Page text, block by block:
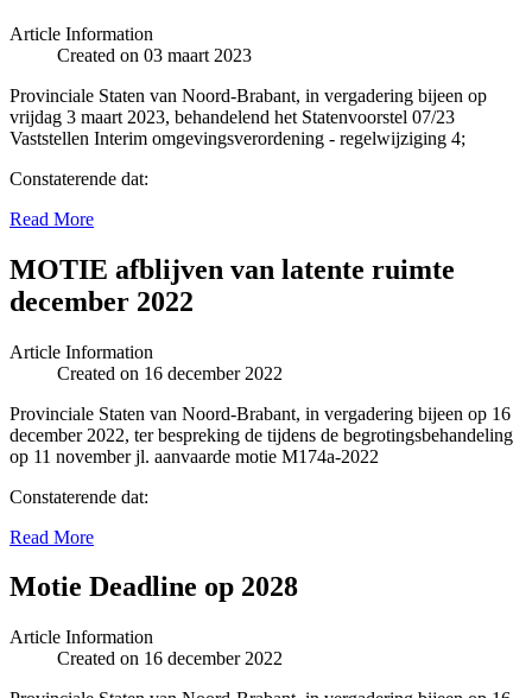
Article Information
Created on 03 maart 2023
Provinciale Staten van Noord-Brabant, in vergadering bijeen op
vrijdag 3 maart 2023, behandelend het Statenvoorstel 07/23
Vaststellen Interim omgevingsverordening - regelwijziging 4;
Constaterende dat:
Read More
MOTIE afblijven van latente ruimte
december 2022
Article Information
Created on 16 december 2022
Provinciale Staten van Noord-Brabant, in vergadering bijeen op 16
december 2022, ter bespreking de tijdens de begrotingsbehandeling
op 11 november jl. aanvaarde motie M174a-2022
Constaterende dat:
Read More
Motie Deadline op 2028
Article Information
Created on 16 december 2022